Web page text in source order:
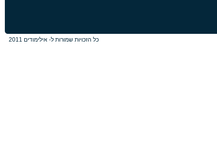
כל הזכויות שמורות ל- אילימודים 2011